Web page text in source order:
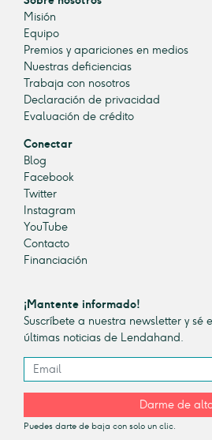
Misión
Equipo
Premios y apariciones en medios
Nuestras deficiencias
Trabaja con nosotros
Declaración de privacidad
Evaluación de crédito
Conectar
Blog
Facebook
Twitter
Instagram
YouTube
Contacto
Financiación
¡Mantente informado!
Suscríbete a nuestra newsletter y sé
últimas noticias de Lendahand.
Darme de
Puedes darte de baja con solo un clic.